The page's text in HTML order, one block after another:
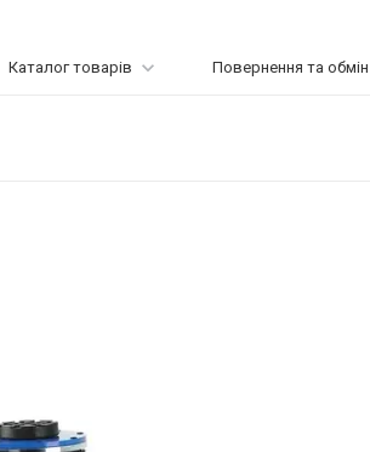
Каталог товарів Повернення та обмін